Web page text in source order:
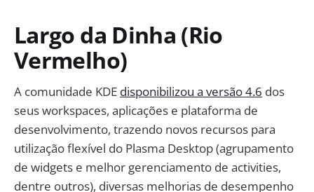
Largo da Dinha (Rio
Vermelho)
A comunidade KDE disponibilizou a versão 4.6 dos
seus workspaces, aplicações e plataforma de
desenvolvimento, trazendo novos recursos para
utilização flexível do Plasma Desktop (agrupamento
de widgets e melhor gerenciamento de activities,
dentre outros), diversas melhorias de desempenho